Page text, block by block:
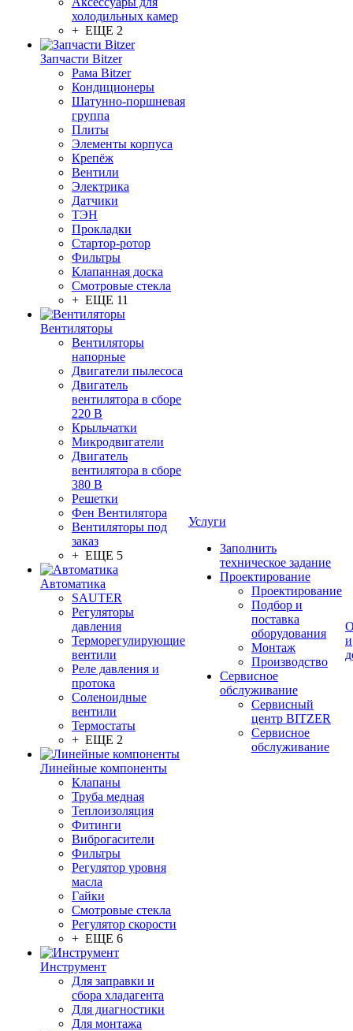
холодильных камер
+ ЕЩЕ 2
Запчасти Bitzer
Рама Bitzer
Кондиционеры
Шатунно-поршневая
группа
Плиты
Элементы корпуса
Крепёж
Вентили
Электрика
Датчики
ТЭН
Прокладки
Стартор-ротор
Фильтры
Клапанная доска
Смотровые стекла
+ ЕЩЕ 11
Вентиляторы
Вентиляторы
напорные
Двигатели пылесоса
Двигатель
вентилятора в сборе
220 В
Крыльчатки
Микродвигатели
Двигатель
вентилятора в сборе
380 В
Решетки
Фен Вентилятора
Вентиляторы под
заказ
+ ЕЩЕ 5
Автоматика
SAUTER
Регуляторы
давления
Терморегулирующие
вентили
Реле давления и
протока
Соленоидные
вентили
Термостаты
+ ЕЩЕ 2
Линейные компоненты
Клапаны
Труба медная
Теплоизоляция
Фитинги
Виброгасители
Фильтры
Регулятор уровня
масла
Гайки
Смотровые стекла
Регулятор скорости
+ ЕЩЕ 6
Инструмент
Для заправки и
сбора хладагента
Для диагностики
Для монтажа
Услуги
Заполнить
техническое задание
Проектирование
Проектирование
Подбор и
поставка
оборудования
Монтаж
Производство
Сервисное
обслуживание
Сервисный
центр BITZER
Сервисное
обслуживание
и